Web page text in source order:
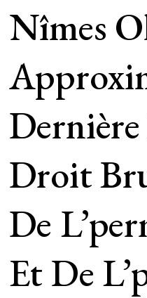
Nîmes
Droit
De
Et De